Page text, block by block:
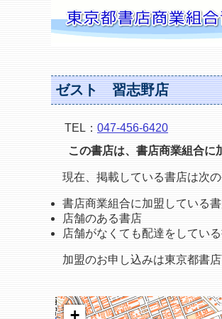
ゼスト 習志野店
TEL： 047-456-6420
この書店は、書店商業組合に
現在、掲載している書店は次
書店商業組合に加盟している
店舗のある書店
店舗がなくても配達をしてい
加盟のお申し込みは東京都書
+